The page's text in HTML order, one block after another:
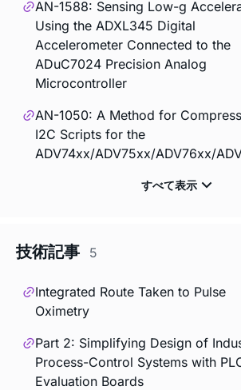
AN-1588: Sensing Low-g
Using the ADXL345 Digital
Accelerometer Connected to the
ADuC7024 Precision Analog
Microcontroller
AN-1050: A Method for
I2C Scripts for the
ADV74xx/ADV75xx/ADV76xx/
技術記事 5
Integrated Route Taken to Pulse
Oximetry
Part 2: Simplifying Design of
Process-Control Systems with
Evaluation Boards